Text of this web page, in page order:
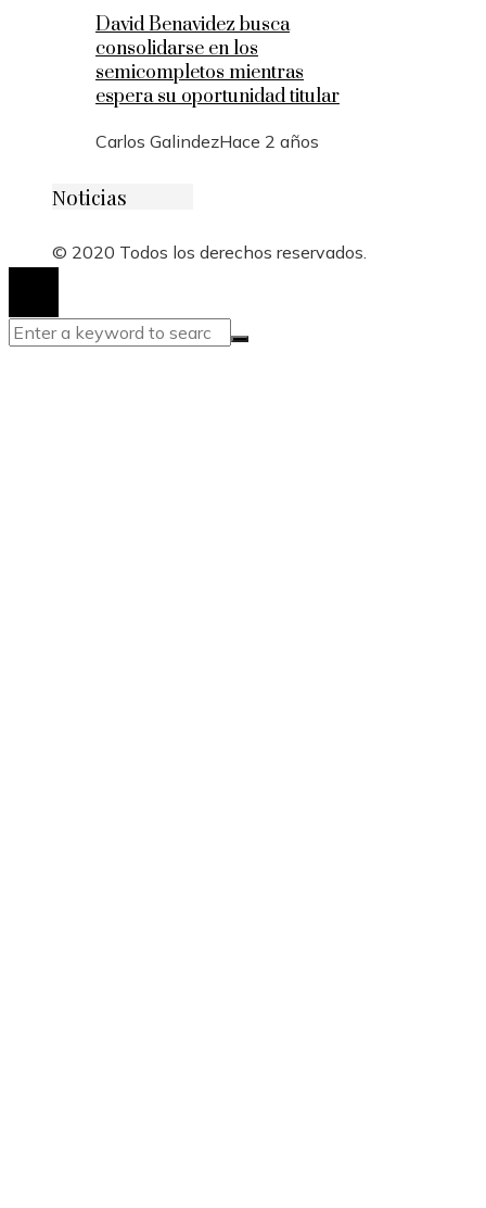
David Benavidez busca
consolidarse en los
semicompletos mientras
espera su oportunidad titular
Carlos GalindezHace 2 años
Noticias
© 2020 Todos los derechos reservados.